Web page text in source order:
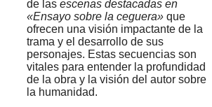
de las escenas destacadas en
«Ensayo sobre la ceguera» que
ofrecen una visión impactante de la
trama y el desarrollo de sus
personajes. Estas secuencias son
vitales para entender la profundidad
de la obra y la visión del autor sobre
la humanidad.